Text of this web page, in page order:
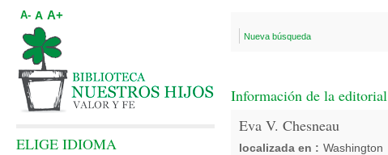
Nueva búsqueda
Información de la editorial
Eva V. Chesneau
localizada en : Washington
A- A A+
ELIGE IDIOMA